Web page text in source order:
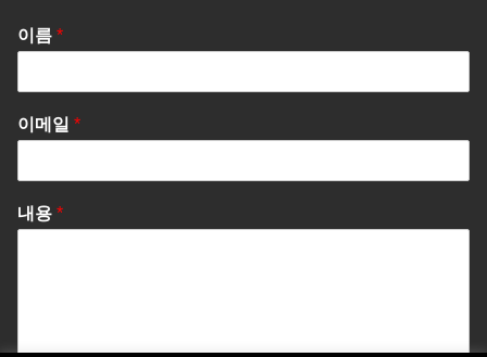
이름 *
이메일 *
내용 *